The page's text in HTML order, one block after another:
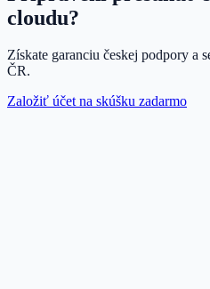
cloudu?
Získate garanciu českej podpory a
ČR.
Založiť účet na skúšku zadarmo